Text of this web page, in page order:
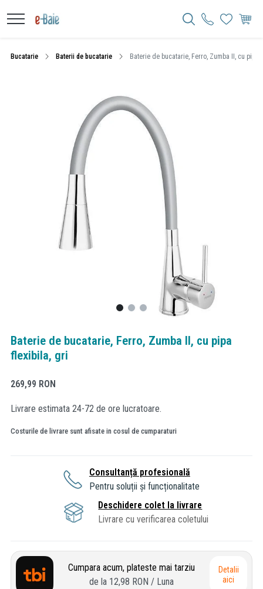
Bucatarie Baterii de bucatarie Baterie de bucatarie, Ferro, Zumba II, cu pipa
Baterie de bucatarie, Ferro, Zumba II, cu pipa
flexibila, gri
269,99 RON
Livrare estimata 24-72 de ore lucratoare.
Costurile de livrare sunt afisate in cosul de cumparaturi
Consultanță profesională
Pentru soluții și funcționalitate
Deschidere colet la livrare
Livrare cu verificarea coletului
Cumpara acum, plateste mai tarziu
de la 12,98 RON / Luna
Detalii
aici